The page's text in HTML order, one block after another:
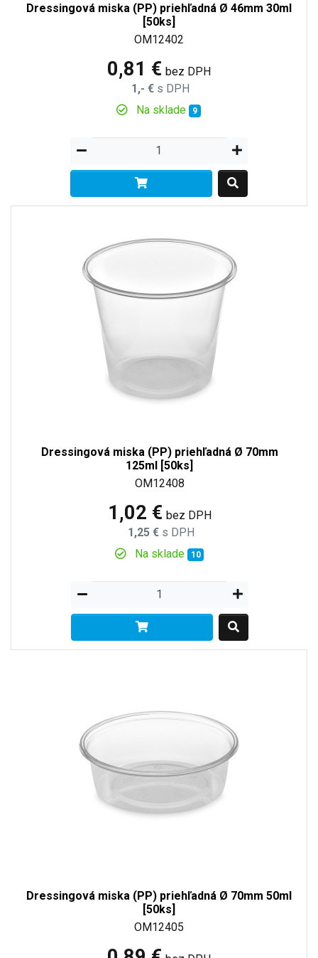
Dressingová miska (PP) priehľadná Ø 46mm 30ml
[50ks]
OM12402
0,81 € bez DPH
1,- € s DPH
Na sklade 9
Dressingová miska (PP) priehľadná Ø 70mm
125ml [50ks]
OM12408
1,02 € bez DPH
1,25 € s DPH
Na sklade
10
Dressingová miska (PP) priehľadná Ø 70mm 50ml
[50ks]
OM12405